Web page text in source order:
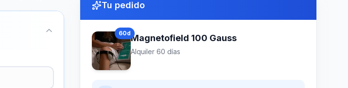
Tu pedido
60dMagnetofield 100 Gauss
Alquiler 60 días